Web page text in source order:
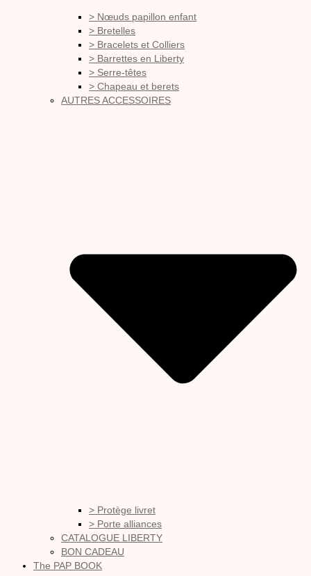
> Nœuds papillon enfant
> Bretelles
> Bracelets et Colliers
> Barrettes en Liberty
> Serre-têtes
> Chapeau et berets
AUTRES ACCESSOIRES
> Protège livret
> Porte alliances
CATALOGUE LIBERTY
BON CADEAU
The PAP BOOK